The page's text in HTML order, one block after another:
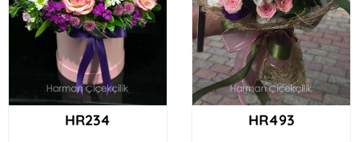
HR234 HR493